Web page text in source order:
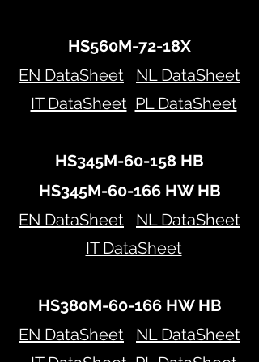
HS560M-72-18X
EN DataSheet
NL DataSheet
IT DataSheet PL DataSheet
HS345M-60-158 HB
HS345M-60-166 HW HB
EN DataSheet
NL DataSheet
IT DataSheet
HS380M-60-166 HW HB
EN DataSheet
NL DataSheet